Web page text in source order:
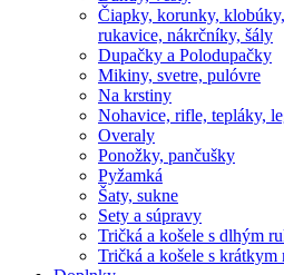
Čiapky, korunky,
rukavice, nákrčníky, šály
Dupačky a Polodupačky
Mikiny, svetre, pulóvre
Na krstiny
Nohavice, rifle, tepláky,
Overaly
Ponožky, pančušky
Pyžamká
Šaty, sukne
Sety a súpravy
Tričká a košele s dlhým
Tričká a košele s krátkym